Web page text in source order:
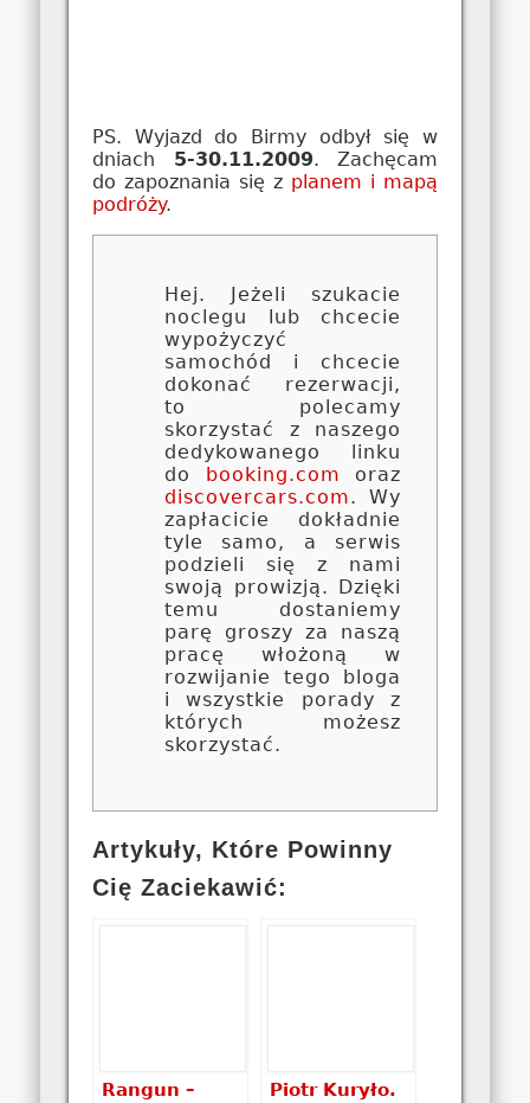
PS. Wyjazd do Birmy odbył się w
dniach 5-30.11.2009. Zachęcam
do zapoznania się z planem i mapą
podróży.
Hej. Jeżeli szukacie
noclegu lub chcecie
wypożyczyć
samochód i chcecie
dokonać rezerwacji,
to polecamy
skorzystać z naszego
dedykowanego linku
do booking.com oraz
discovercars.com. Wy
zapłacicie dokładnie
tyle samo, a serwis
podzieli się z nami
swoją prowizją. Dzięki
temu dostaniemy
parę groszy za naszą
pracę włożoną w
rozwijanie tego bloga
i wszystkie porady z
których możesz
skorzystać.
Artykuły, Które Powinny
Cię Zaciekawić:
Rangun –
Piotr Kuryło.